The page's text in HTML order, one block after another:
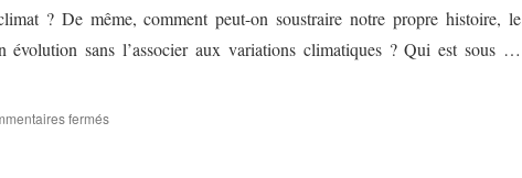
? De même, comment peut-on soustraire notre propre histoire, le
évolution sans l’associer aux variations climatiques ? Qui est sous …
ferméssur